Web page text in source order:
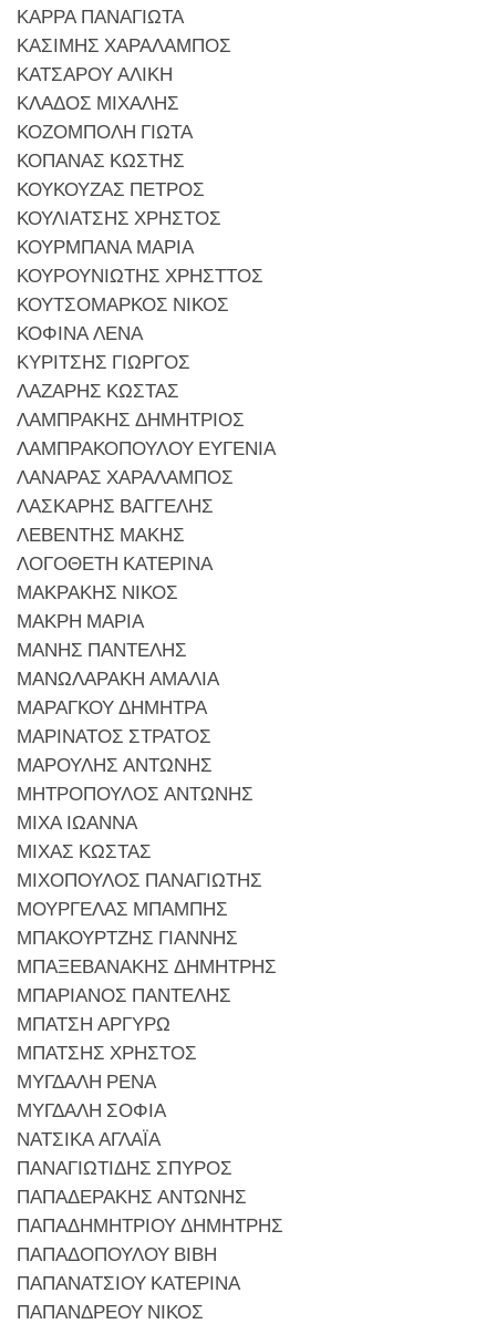
ΚΑΡΡΑ ΠΑΝΑΓΙΩΤΑ
ΚΑΣΙΜΗΣ ΧΑΡΑΛΑΜΠΟΣ
ΚΑΤΣΑΡΟΥ ΑΛΙΚΗ
ΚΛΑΔΟΣ ΜΙΧΑΛΗΣ
ΚΟΖΟΜΠΟΛΗ ΓΙΩΤΑ
ΚΟΠΑΝΑΣ ΚΩΣΤΗΣ
ΚΟΥΚΟΥΖΑΣ ΠΕΤΡΟΣ
ΚΟΥΛΙΑΤΣΗΣ ΧΡΗΣΤΟΣ
ΚΟΥΡΜΠΑΝΑ ΜΑΡΙΑ
ΚΟΥΡΟΥΝΙΩΤΗΣ ΧΡΗΣΤΤΟΣ
ΚΟΥΤΣΟΜΑΡΚΟΣ ΝΙΚΟΣ
ΚΟΦΙΝΑ ΛΕΝΑ
ΚΥΡΙΤΣΗΣ ΓΙΩΡΓΟΣ
ΛΑΖΑΡΗΣ ΚΩΣΤΑΣ
ΛΑΜΠΡΑΚΗΣ ΔΗΜΗΤΡΙΟΣ
ΛΑΜΠΡΑΚΟΠΟΥΛΟΥ ΕΥΓΕΝΙΑ
ΛΑΝΑΡΑΣ ΧΑΡΑΛΑΜΠΟΣ
ΛΑΣΚΑΡΗΣ ΒΑΓΓΕΛΗΣ
ΛΕΒΕΝΤΗΣ ΜΑΚΗΣ
ΛΟΓΟΘΕΤΗ ΚΑΤΕΡΙΝΑ
ΜΑΚΡΑΚΗΣ ΝΙΚΟΣ
ΜΑΚΡΗ ΜΑΡΙΑ
ΜΑΝΗΣ ΠΑΝΤΕΛΗΣ
ΜΑΝΩΛΑΡΑΚΗ ΑΜΑΛΙΑ
ΜΑΡΑΓΚΟΥ ΔΗΜΗΤΡΑ
ΜΑΡΙΝΑΤΟΣ ΣΤΡΑΤΟΣ
ΜΑΡΟΥΛΗΣ ΑΝΤΩΝΗΣ
ΜΗΤΡΟΠΟΥΛΟΣ ΑΝΤΩΝΗΣ
ΜΙΧΑ ΙΩΑΝΝΑ
ΜΙΧΑΣ ΚΩΣΤΑΣ
ΜΙΧΟΠΟΥΛΟΣ ΠΑΝΑΓΙΩΤΗΣ
ΜΟΥΡΓΕΛΑΣ ΜΠΑΜΠΗΣ
ΜΠΑΚΟΥΡΤΖΗΣ ΓΙΑΝΝΗΣ
ΜΠΑΞΕΒΑΝΑΚΗΣ ΔΗΜΗΤΡΗΣ
ΜΠΑΡΙΑΝΟΣ ΠΑΝΤΕΛΗΣ
ΜΠΑΤΣΗ ΑΡΓΥΡΩ
ΜΠΑΤΣΗΣ ΧΡΗΣΤΟΣ
ΜΥΓΔΑΛΗ ΡΕΝΑ
ΜΥΓΔΑΛΗ ΣΟΦΙΑ
ΝΑΤΣΙΚΑ ΑΓΛΑΪΑ
ΠΑΝΑΓΙΩΤΙΔΗΣ ΣΠΥΡΟΣ
ΠΑΠΑΔΕΡΑΚΗΣ ΑΝΤΩΝΗΣ
ΠΑΠΑΔΗΜΗΤΡΙΟΥ ΔΗΜΗΤΡΗΣ
ΠΑΠΑΔΟΠΟΥΛΟΥ ΒΙΒΗ
ΠΑΠΑΝΑΤΣΙΟΥ ΚΑΤΕΡΙΝΑ
ΠΑΠΑΝΔΡΕΟΥ ΝΙΚΟΣ